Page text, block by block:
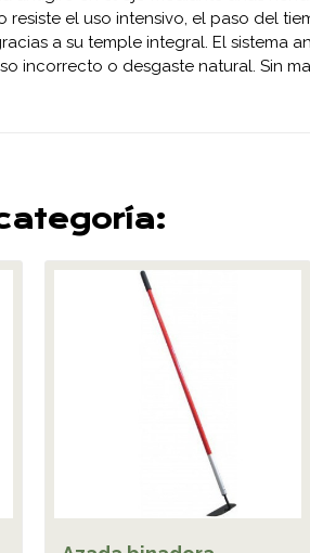
resiste el uso intensivo, el paso del
a su temple integral. El
incorrecto o desgaste natural. Sin